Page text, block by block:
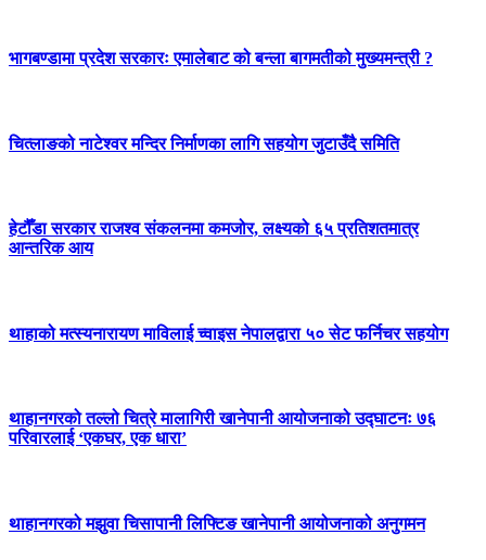
भागबण्डामा प्रदेश सरकारः एमालेबाट को बन्ला बागमतीको मुख्यमन्त्री ?
चित्लाङको नाटेश्वर मन्दिर निर्माणका लागि सहयोग जुटाउँदै समिति
हेटौँडा सरकार राजश्व संकलनमा कमजोर, लक्ष्यको ६५ प्रतिशतमात्र
आन्तरिक आय
थाहाको मत्स्यनारायण माविलाई च्वाइस नेपालद्वारा ५० सेट फर्निचर सहयोग
थाहानगरको तल्लो चित्रे मालागिरी खानेपानी आयोजनाको उद्घाटनः ७६
परिवारलाई ‘एकघर, एक धारा’
थाहानगरको मझुवा चिसापानी लिफ्टिङ खानेपानी आयोजनाको अनुगमन